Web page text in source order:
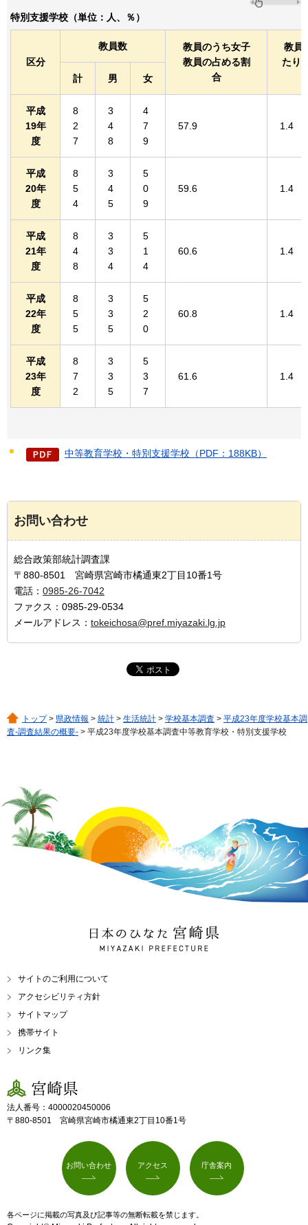
特別支援学校（単位：人、％）
区分
教員数
教員のうち女子
教員の占める割
合
教員
たり
計 男 女
平成
19年
度
8
2
7
3
4
8
4
7
9
57.9 1.4
平成
20年
度
8
5
4
3
4
5
5
0
9
59.6 1.4
平成
21年
度
8
4
8
3
3
4
5
1
4
60.6 1.4
平成
22年
度
8
5
5
3
3
5
5
2
0
60.8 1.4
平成
23年
度
8
7
2
3
3
5
5
3
7
61.6 1.4
中等教育学校・特別支援学校（PDF：188KB）
お問い合わせ
総合政策部統計調査課
〒880-8501 宮崎県宮崎市橘通東2丁目10番1号
電話： 0985-26-7042
ファクス：0985-29-0534
メールアドレス： tokeichosa@pref.miyazaki.lg.jp
トップ> 県政情報 > 統計 > 生活統計 > 学校基本調査 > 平成23年度学校基本調
査-調査結果の概要- > 平成23年度学校基本調査中等教育学校・特別支援学校
日本のひなた 宮崎県
MIYAZAKI PREFECTURE
サイトのご利用について
アクセシビリティ方針
サイトマップ
携帯サイト
リンク集
宮崎県
法人番号：4000020450006
〒880-8501 宮崎県宮崎市橘通東2丁目10番1号
お問い合わせ アクセス 庁舎案内
各ページに掲載の写真及び記事等の無断転載を禁じます。